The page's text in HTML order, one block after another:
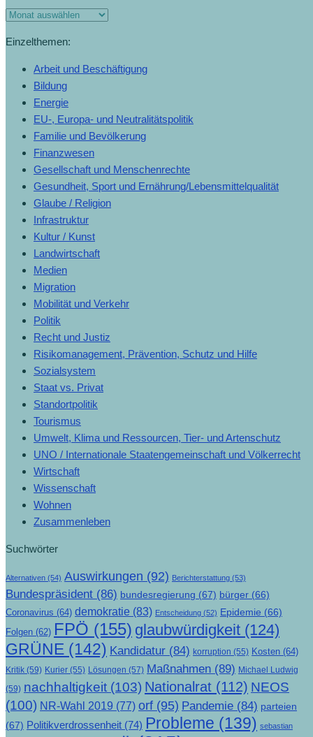
Einzelthemen:
Arbeit und Beschäftigung
Bildung
Energie
EU-, Europa- und Neutralitätspolitik
Familie und Bevölkerung
Finanzwesen
Gesellschaft und Menschenrechte
Gesundheit, Sport und Ernährung/Lebensmittelqualität
Glaube / Religion
Infrastruktur
Kultur / Kunst
Landwirtschaft
Medien
Migration
Mobilität und Verkehr
Politik
Recht und Justiz
Risikomanagement, Prävention, Schutz und Hilfe
Sozialsystem
Staat vs. Privat
Standortpolitik
Tourismus
Umwelt, Klima und Ressourcen, Tier- und Artenschutz
UNO / Internationale Staatengemeinschaft und Völkerrecht
Wirtschaft
Wissenschaft
Wohnen
Zusammenleben
Suchwörter
Alternativen (54) Auswirkungen (92) Berichterstattung (53)
Bundespräsident (86) bundesregierung (67) bürger (66)
Coronavirus (64) demokratie (83) Entscheidung (52) Epidemie (66)
Folgen (62) FPÖ (155) glaubwürdigkeit (124)
GRÜNE (142) Kandidatur (84) korruption (55) Kosten (64)
Kritik (59) Kurier (55) Lösungen (57) Maßnahmen (89) Michael Ludwig
(59) nachhaltigkeit (103) Nationalrat (112) NEOS
(100) NR-Wahl 2019 (77) orf (95) Pandemie (84) parteien
(67) Politikverdrossenheit (74) Probleme (139) sebastian